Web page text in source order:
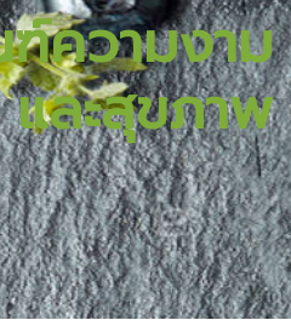
ความงาม
และสุขภาพ